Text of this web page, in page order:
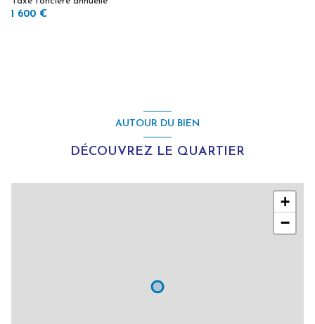
1 600 €
AUTOUR DU BIEN
DÉCOUVREZ LE QUARTIER
+
−